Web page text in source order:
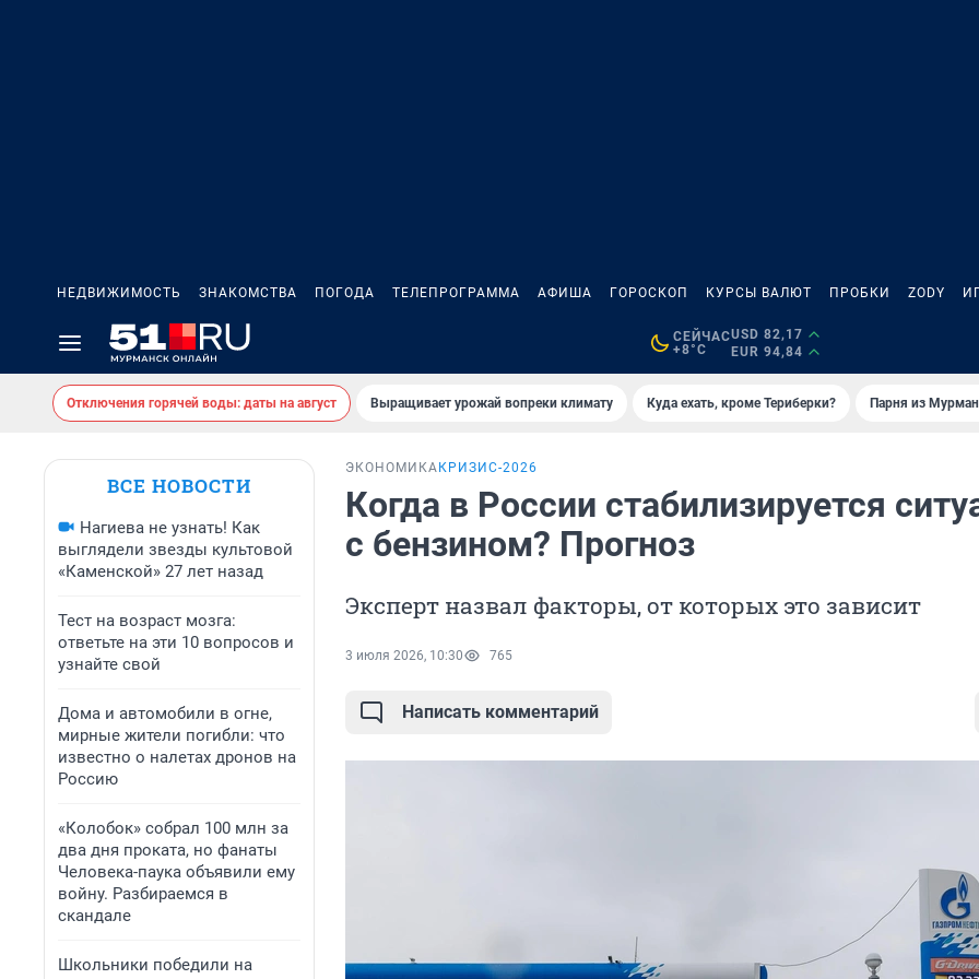
НЕДВИЖИМОСТЬ ЗНАКОМСТВА ПОГОДА ТЕЛЕПРОГРАММА АФИША ГОРОСКОП КУРСЫ ВАЛЮТ ПРОБКИ ZODY
СЕЙЧАС
+8°C
USD 82,17
EUR 94,84
Отключения горячей воды: даты на август Выращивает урожай вопреки климату Куда ехать, кроме Териберки? Парня из
ВСЕ НОВОСТИ
Нагиева не узнать! Как
выглядели звезды культовой
«Каменской» 27 лет назад
Тест на возраст мозга:
ответьте на эти 10 вопросов и
узнайте свой
Дома и автомобили в огне,
мирные жители погибли: что
известно о налетах дронов на
Россию
«Колобок» собрал 100 млн за
два дня проката, но фанаты
Человека-паука объявили ему
войну. Разбираемся в
скандале
Школьники победили на
ЭКОНОМИКА КРИЗИС-2026
Когда в России стабилизируется
с бензином? Прогноз
Эксперт назвал факторы, от которых это зависит
3 июля 2026, 10:30 765
Написать комментарий